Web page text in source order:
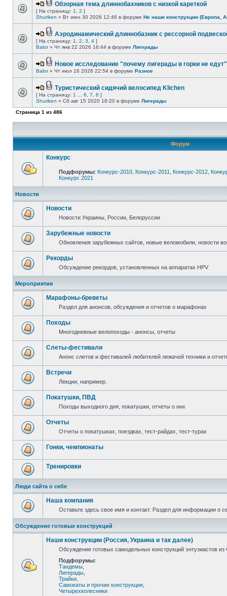
Обзорная тема длиннобахников с низкой кареткой
[ На страницу: 1 2 ]
Shuriken » Вт июн 30 2026 12:46 в форуме Не наши конструкции (Европа,
Аэродинамический длиннобазник с рессорной
[ На страницу: 1 2 3 4 ]
Balor» Чт янв 22 2026 16:44 в форуме Лигерады
Новое исследование "почему лигерады в горки не
Balor» Чт июл 16 2026 22:54 в форуме Разное
Туристический сидячий велосипед Klichen
[ На страницу: 1 6 7 8 ]
Shuriken » Сб авг 15 2020 18:20 в форуме Лигерады
Страница 1 из 486
Форум
Конкурс
Подфорумы: Конкурс-2010 Конкурс-2011 Конкурс-2012
Конкурс 2021
Новости
Новости
Новости Украины, России, Белоруссии
Зарубежные новости
Обновления зарубежных сайтов, новые веломобили, новости
Рекорды
Обсуждение рекордов, установленных на аппаратах HPV
Мероприятия
Марафоны-бреветы
Раздел для анонсов, обсуждения и отчетов о марафонах
Походы
Многодневные велопоходы - анонсы, отчеты
Слеты-фестивали
Анонс слетов и фестивалей любителей лежачей техники и
Встречи
Лекции, например.
Покатушки, ПВД
Походы выходного дня, покатушки, отчеты о них
Отчеты
Отчеты о покатушках, поездках, тест-райдах, тест-турах
Гонки, чемпионаты
Тренировки
Люди сайта о себе
Наша компания
Оставьте здесь свое имя и контакт. Раздел для информации о
Обсуждение готовых конструкций
Наши конструкции (Россия, Украина и так далее)
Обсуждение готовых самодельных конструкций энтузиастов
Подфорумы:
Тандемы
Лигерады
Трайки
Самокаты и прочие конструкции
Четырехколесники